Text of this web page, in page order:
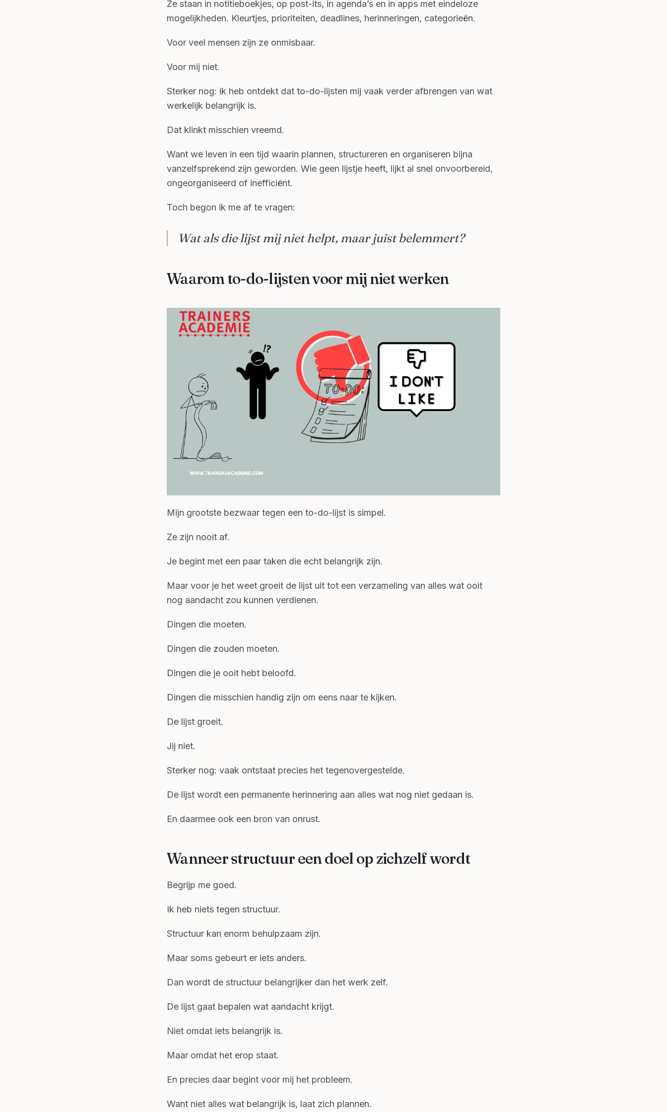
Ze staan in notitieboekjes, op post-its, in agenda’s en in apps met eindeloze
mogelijkheden. Kleurtjes, prioriteiten, deadlines, herinneringen, categorieën.
Voor veel mensen zijn ze onmisbaar.
Voor mij niet.
Sterker nog: ik heb ontdekt dat to-do-lijsten mij vaak verder afbrengen van wat
werkelijk belangrijk is.
Dat klinkt misschien vreemd.
Want we leven in een tijd waarin plannen, structureren en organiseren bijna
vanzelfsprekend zijn geworden. Wie geen lijstje heeft, lijkt al snel onvoorbereid,
ongeorganiseerd of inefficiënt.
Toch begon ik me af te vragen:
Wat als die lijst mij niet helpt, maar juist belemmert?
Waarom to-do-lijsten voor mij niet werken
Mijn grootste bezwaar tegen een to-do-lijst is simpel.
Ze zijn nooit af.
Je begint met een paar taken die echt belangrijk zijn.
Maar voor je het weet groeit de lijst uit tot een verzameling van alles wat ooit
nog aandacht zou kunnen verdienen.
Dingen die moeten.
Dingen die zouden moeten.
Dingen die je ooit hebt beloofd.
Dingen die misschien handig zijn om eens naar te kijken.
De lijst groeit.
Jij niet.
Sterker nog: vaak ontstaat precies het tegenovergestelde.
De lijst wordt een permanente herinnering aan alles wat nog niet gedaan is.
En daarmee ook een bron van onrust.
Wanneer structuur een doel op zichzelf wordt
Begrijp me goed.
Ik heb niets tegen structuur.
Structuur kan enorm behulpzaam zijn.
Maar soms gebeurt er iets anders.
Dan wordt de structuur belangrijker dan het werk zelf.
De lijst gaat bepalen wat aandacht krijgt.
Niet omdat iets belangrijk is.
Maar omdat het erop staat.
En precies daar begint voor mij het probleem.
Want niet alles wat belangrijk is, laat zich plannen.